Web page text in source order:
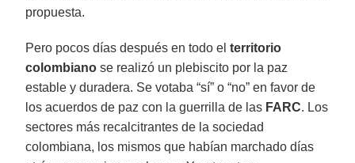
propuesta.
Pero pocos días después en todo elterritorio
colombiano se realizó un plebiscito por la paz
estable y duradera. Se votaba “sí” o “no” en favor de
los acuerdos de paz con la guerrilla de las FARC. Los
sectores más recalcitrantes de la sociedad
colombiana, los mismos que habían marchado días